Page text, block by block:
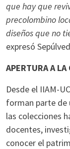
que hay que
precolombino
diseños que no
expresó
APERTURA A LA
Desde el IIAM-
forman parte de
las colecciones
docentes,
conocer el